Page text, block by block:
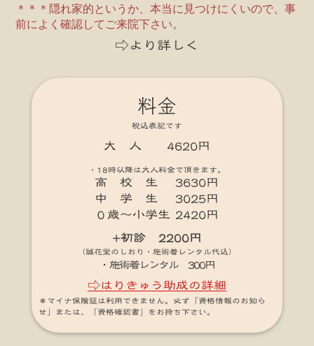
＊＊＊隠れ家的というか、本当に見つけにくいので、事
前によく確認してご来院下さい。
⇨より詳しく
料金
税込表記です
大 人 4620円
・18時以降は大人料金で頂きます。
高 校 生 3630円
中 学 生 3025円
０歳～小学生 2420円
+初診 2200円
（誠花堂のしおり・施術着レンタル代込）
・施術着レンタル 300円
⇨はりきゅう助成の詳細
＊マイナ保険証は利用できません。必ず「資格情報のお知ら
せ」または、「資格確認書」をお持ち下さい。